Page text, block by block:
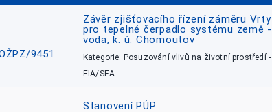
9451
Závěr zjišťovacího řízení záměru Vrty
pro tepelné čerpadlo systému země -
voda, k. ú. Chomoutov
Kategorie: Posuzování vlivů na životní prostředí -
EIA/SEA
Stanovení PÚP